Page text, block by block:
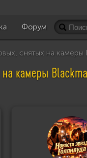
Форум
снятых на камеры
камеры